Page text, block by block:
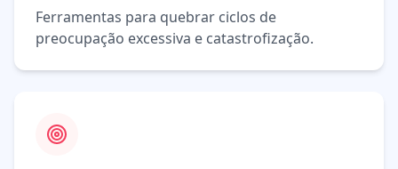
Ferramentas para quebrar ciclos de
preocupação excessiva e catastrofização.